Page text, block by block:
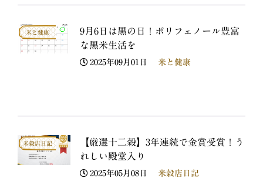
米と健康
9月6日は黒の日！ポリフェノール豊富
な黒米生活を
2025年09月01日 米と健康
米穀店日記
【厳選十二穀】3年連続で金賞受賞！う
れしい殿堂入り
2025年05月08日 米穀店日記